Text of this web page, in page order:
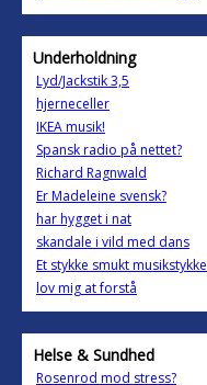
Underholdning
Lyd/Jackstik 3,5
hjerneceller
IKEA musik!
Spansk radio på nettet?
Richard Ragnwald
Er Madeleine svensk?
har hygget i nat
skandale i vild med dans
Et stykke smukt musikstykke
lov mig at forstå
Helse & Sundhed
Rosenrod mod stress?